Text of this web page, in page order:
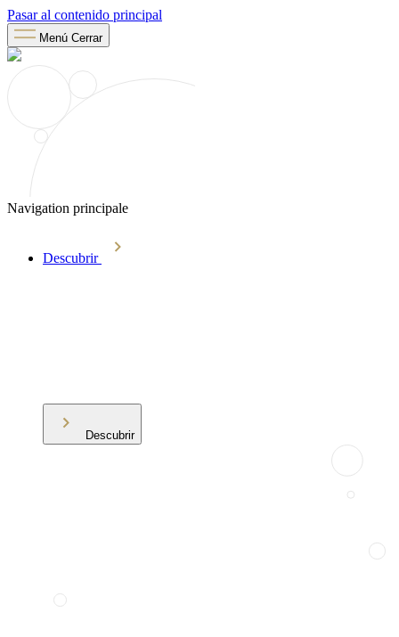
Pasar al contenido principal
Menú Cerrar
Navigation principale
Descubrir
Descubrir